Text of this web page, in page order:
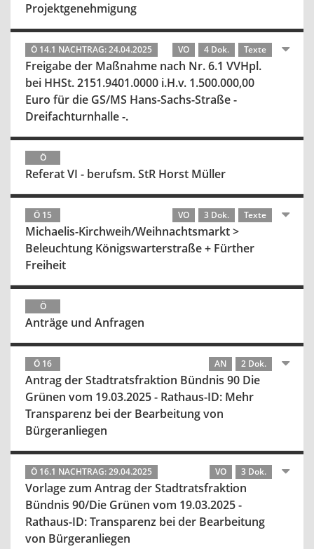
Projektgenehmigung
Ö 14.1 NACHTRAG: 24.04.2025 VO 4 Dok. Texte
Freigabe der Maßnahme nach Nr. 6.1 VVHpl.
bei HHSt. 2151.9401.0000 i.H.v. 1.500.000,00
Euro für die GS/MS Hans-Sachs-Straße -
Dreifachturnhalle -.
Ö
Referat VI - berufsm. StR Horst Müller
Ö 15 VO 3 Dok. Texte
Michaelis-Kirchweih/Weihnachtsmarkt >
Beleuchtung Königswarterstraße + Fürther
Freiheit
Ö
Anträge und Anfragen
Ö 16 AN 2 Dok.
Antrag der Stadtratsfraktion Bündnis 90 Die
Grünen vom 19.03.2025 - Rathaus-ID: Mehr
Transparenz bei der Bearbeitung von
Bürgeranliegen
Ö 16.1 NACHTRAG: 29.04.2025 VO 3 Dok.
Vorlage zum Antrag der Stadtratsfraktion
Bündnis 90/Die Grünen vom 19.03.2025 -
Rathaus-ID: Transparenz bei der Bearbeitung
von Bürgeranliegen